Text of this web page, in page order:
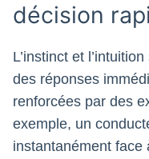
décision
L’instinct et
des réponses
renforcées par des
exemple, un
instantanément face